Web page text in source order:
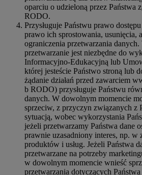
oparciu o udzieloną przez Państwa
RODO.
Przysługuje Państwu prawo
prawo ich sprostowania, usunięcia,
ograniczenia przetwarzania
przetwarzanie jest niezbędne do
Informacyjno-Edukacyjną lub
której jesteście Państwo stroną lub
żądanie działań przed zawarciem
b RODO) przysługuje Państwu
danych. W dowolnym momencie
sprzeciw, z przyczyn związanych z
sytuacją, wobec wykorzystania
jeżeli przetwarzamy Państwa dane
prawnie uzasadniony interes, np. w
produktów i usług. Jeżeli Państwa
przetwarzane na potrzeby
w dowolnym momencie wnieść
przetwarzania dotyczących